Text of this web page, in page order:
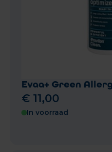
Evaa+ Green
€ 11,00
In voorraad